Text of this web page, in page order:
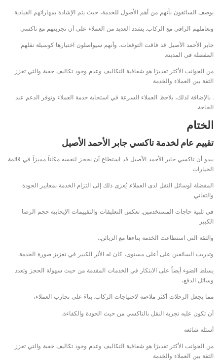
يوصف السائقون بأنهم من أهم الأصول للخدمة، حيث يتم الإشادة بمهاراتهم القيادية
وتعاملهم الراقي مع الركاب. يشدد العديد من العملاء على أن تجربتهم مع تاكسي
جابر الأحمد الأصيل قد فاقت التوقعات، وأنهم سيواصلون اختيارها كوسيلة نقلهم
المفضلة في المدينة.
من الجوانب الأكثر تقديرًا هو شفافية التكاليف وعدم وجود تكاليف خفية والتي تعزز
الثقة بين العملاء والخدمة
. بالإضافة لذلك، يلاحظ العملاء السرعة في استجابة خدمة العملاء وتوفر الدعم عند
الحاجة.
الختام
تقييم عام لخدمة تاكسي جابر الأحمد الأصيل
يبدو أن تاكسي جابر الأحمد الأصيل قد استطاع أن يحجز لنفسه مكاناً مميزاً في قائمة
الخيارات
المفضلة لوسائل النقل لدى العملاء. يُعزى ذلك إلى التزام الخدمة بمعايير الجودة
والتفاني
في تلبية حاجات المستخدمين. تعكس التعليقات والتقييمات الإيجابية حجم الرضا
الكبير
والثقة التي استطاعت الخدمة بناءها مع الزبائن.،
وتدريب السائقين على أعلى مستوى، كان له الأثر الكبير في تعزيز صورة الخدمة.
يسلط الضوء أيضاً على الابتكار في الخدمات المقدمة من حيث سهولة الحجز وتعدد
وسائل الدفع،
مما يجعل الرحلات أكثر ملاءمة لاحتياجات الركاب. بناءً على تجارب العملاء،
أن تكون عليه تجربة النقل بالتاكسي من حيث الجودة والكفاءة.
أسئلة شائعة
من الجوانب الأكثر تقديرًا هو شفافية التكاليف وعدم وجود تكاليف خفية والتي تعزز
الثقة بين العملاء والخدمة